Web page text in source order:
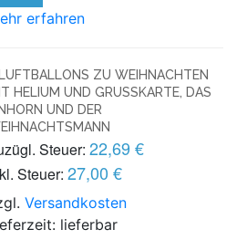
erfahren
ZU WEIHNACHTEN
HELIUM UND GRUSSKARTE, DAS E
UND DER W
Steuer: 22,69 €
Steuer: 27,00 €
Versandkosten
lieferbar